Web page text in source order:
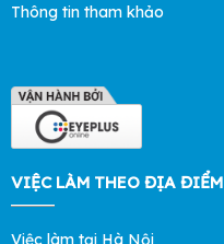
Thông tin tham khảo
VIỆC LÀM THEO ĐỊA ĐIỂM
Việc làm tại Hà Nội